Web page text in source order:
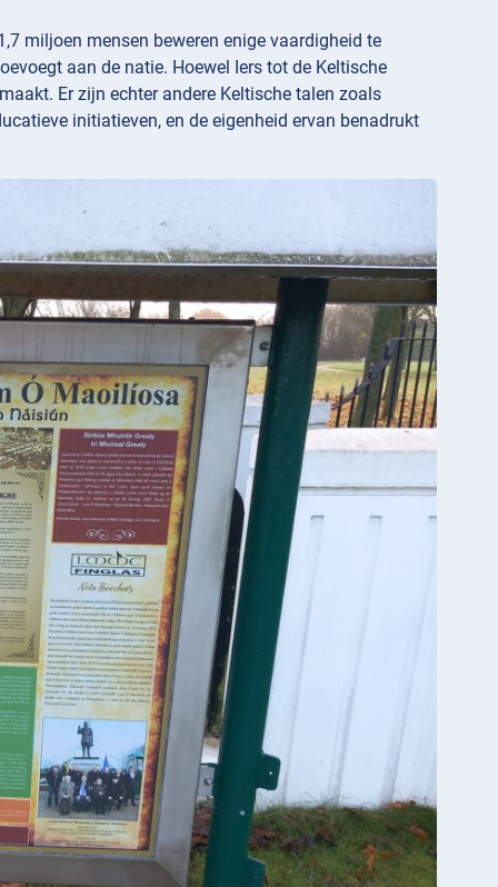
miljoen mensen beweren enige vaardigheid te
aan de natie. Hoewel Iers tot de Keltische
Er zijn echter andere Keltische talen zoals
initiatieven, en de eigenheid ervan benadrukt